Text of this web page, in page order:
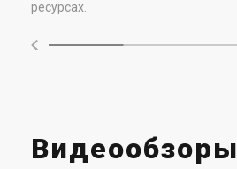
ресурсах.
Видеообзоры